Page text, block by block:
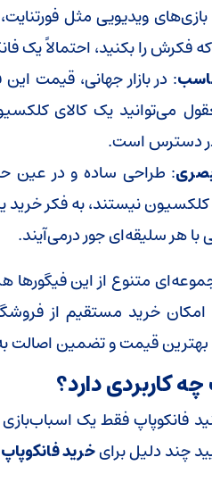
بازی‌های ویدیویی مثل
فکرش را بکنید، احتمالاً یک
می‌توانید یک کالای
دسترس است.
: طراحی ساده و در عین
نیستند، به فکر خرید
با هر سلیقه‌ای جور درمی‌آیند.
متنوع از این
امکان خرید مستقیم از
با بهترین قیمت و تضمین
چه کاربردی دارد؟
فانکوپاپ فقط یک
چند دلیل برایخرید فانکوپاپ